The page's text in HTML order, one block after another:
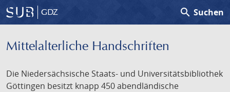
GDZ search Suchen
Mittelalterliche Handschriften
Die Niedersächsische Staats- und Universitätsbibliothek
Göttingen besitzt knapp 450 abendländische